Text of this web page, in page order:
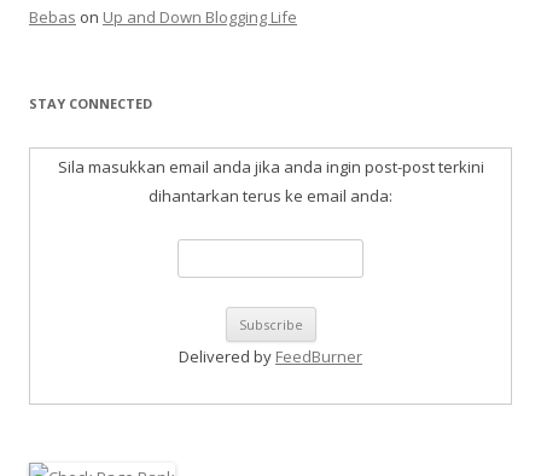
Bebas on Up and Down Blogging Life
STAY CONNECTED
Sila masukkan email anda jika anda ingin post-post terkini
dihantarkan terus ke email anda:
Delivered by FeedBurner